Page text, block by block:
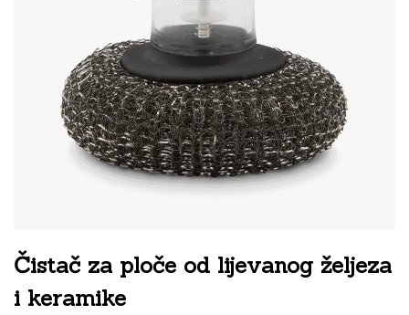
Čistač za ploče od lijevanog željeza
i keramike